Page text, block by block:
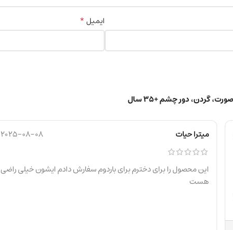
میترا حیات 2025-08-08
این محصول را برای دخترم برای باردوم سفارش دادم ایشون خیلی راضی
هست
ایمیل*